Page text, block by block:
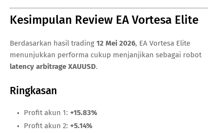
Kesimpulan Review EA Vortesa Elite
Berdasarkan hasil trading 12 Mei 2026, EA Vortesa Elite
menunjukkan performa cukup menjanjikan sebagai robot
latency arbitrage XAUUSD.
Ringkasan
Profit akun 1: +15.83%
Profit akun 2: +5.14%